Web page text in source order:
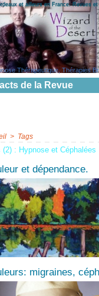
et ailleurs en France. Revues
Thérapeutique, Thérapies
de la Revue
> Tags
(2) : Hypnose et Céphalées
et dépendance.
migraines,